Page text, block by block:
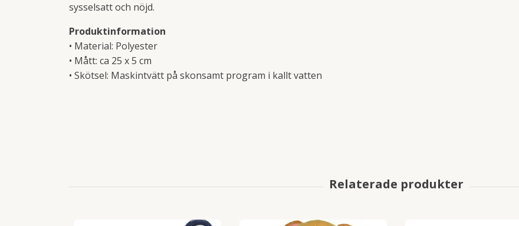
sysselsatt och nöjd.
Produktinformation
• Material: Polyester
• Mått: ca 25 x 5 cm
• Skötsel: Maskintvätt på skonsamt program i kallt vatten